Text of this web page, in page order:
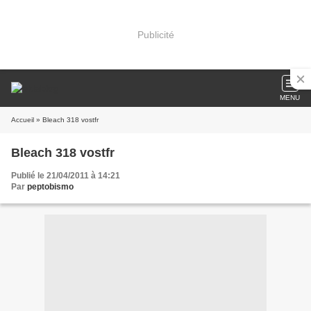
Publicité
MENU
Accueil » Bleach 318 vostfr
Bleach 318 vostfr
Publié le 21/04/2011 à 14:21
Par peptobismo